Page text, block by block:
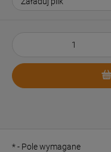
*- Pole wymagane